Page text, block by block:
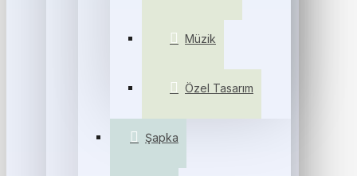
Müzik
Özel Tasarım
Şapka